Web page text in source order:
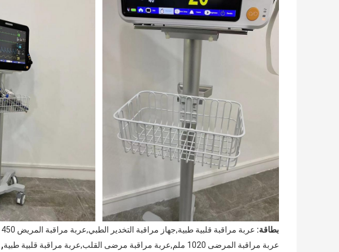
بطاقة: عربة مراقبة قلبية طبية,جهاز مراقبة التخدير الطبي,عربة مراقبة المريض 450 ملم
عربة مراقبة المرضى 1020 ملم,عربة مراقبة مرضى القلب,عربة مراقبة قلبية طبية ,